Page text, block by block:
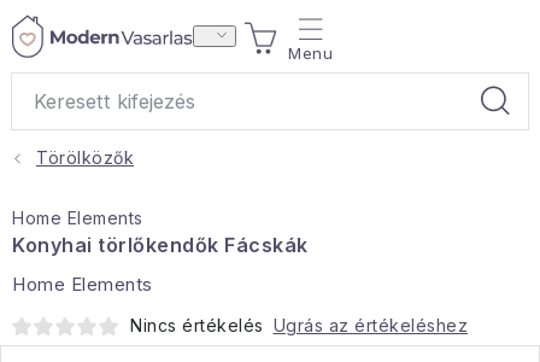
Ugrás
KOSÁR
Otthoni illatok
Törölközők
Home Elements
Konyhai törlőkendők Fácskák
Home Elements
Nincs értékelés Ugrás az értékeléshez